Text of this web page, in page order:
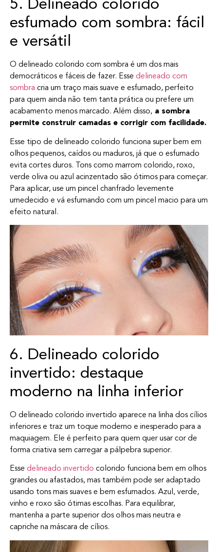
5. Delineado colorido
esfumado com sombra: fácil
e versátil
O delineado colorido com sombra é um dos mais
democráticos e fáceis de fazer. Esse delineado com
sombra cria um traço mais suave e esfumado, perfeito
para quem ainda não tem tanta prática ou prefere um
acabamento menos marcado. Além disso, a sombra
permite construir camadas e corrigir com facilidade.
Esse tipo de delineado colorido funciona super bem em
olhos pequenos, caídos ou maduros, já que o esfumado
evita cortes duros. Tons como marrom colorido, roxo,
verde oliva ou azul acinzentado são ótimos para começar.
Para aplicar, use um pincel chanfrado levemente
umedecido e vá esfumando com um pincel macio para um
efeito natural.
6. Delineado colorido
invertido: destaque
moderno na linha inferior
O delineado colorido invertido aparece na linha dos cílios
inferiores e traz um toque moderno e inesperado para a
maquiagem. Ele é perfeito para quem quer usar cor de
forma criativa sem carregar a pálpebra superior.
Esse delineado invertido colorido funciona bem em olhos
grandes ou afastados, mas também pode ser adaptado
usando tons mais suaves e bem esfumados. Azul, verde,
vinho e roxo são ótimas escolhas. Para equilibrar,
mantenha a parte superior dos olhos mais neutra e
capriche na máscara de cílios.